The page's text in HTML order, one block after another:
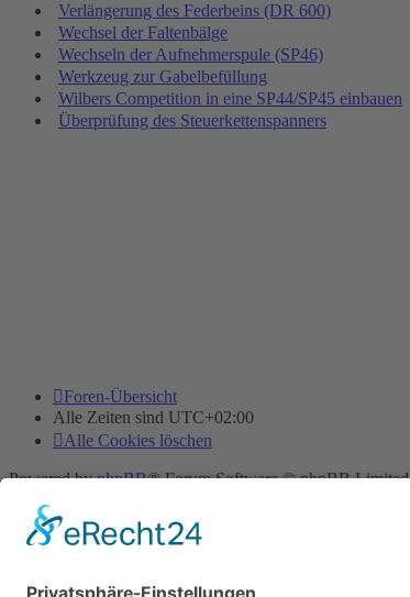
Verlängerung des Federbeins (DR 600)
Wechsel der Faltenbälge
Wechseln der Aufnehmerspule (SP46)
Werkzeug zur Gabelbefüllung
Wilbers Competition in eine SP44/SP45 einbauen
Überprüfung des Steuerkettenspanners
Foren-Übersicht
Alle Zeiten sind UTC+02:00
Alle Cookies löschen
Powered byphpBB® Forum Software © phpBB Limited
Deutsche Übersetzung durch
Datenschutz |Nutzungsbedingungen